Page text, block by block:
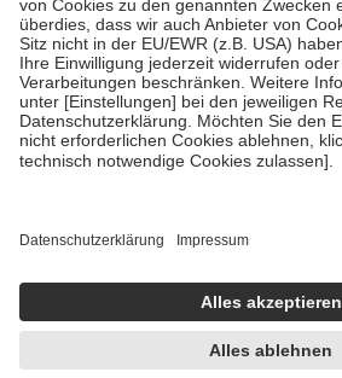
• Kindern und Jugendlichen bis zum
mit Ausnahme der Fahrkosten
• Untersuchungen zur Vorsorge und
GKV getragen werden
• empfohlenen Schutzimpfungen
• Harn- und Blutteststreifen
getroffen, um sicherzustellen, dass es sich
https://help.etrusted.com/hc/de/articles/
Einige Bilder und Inhalte wurden unter